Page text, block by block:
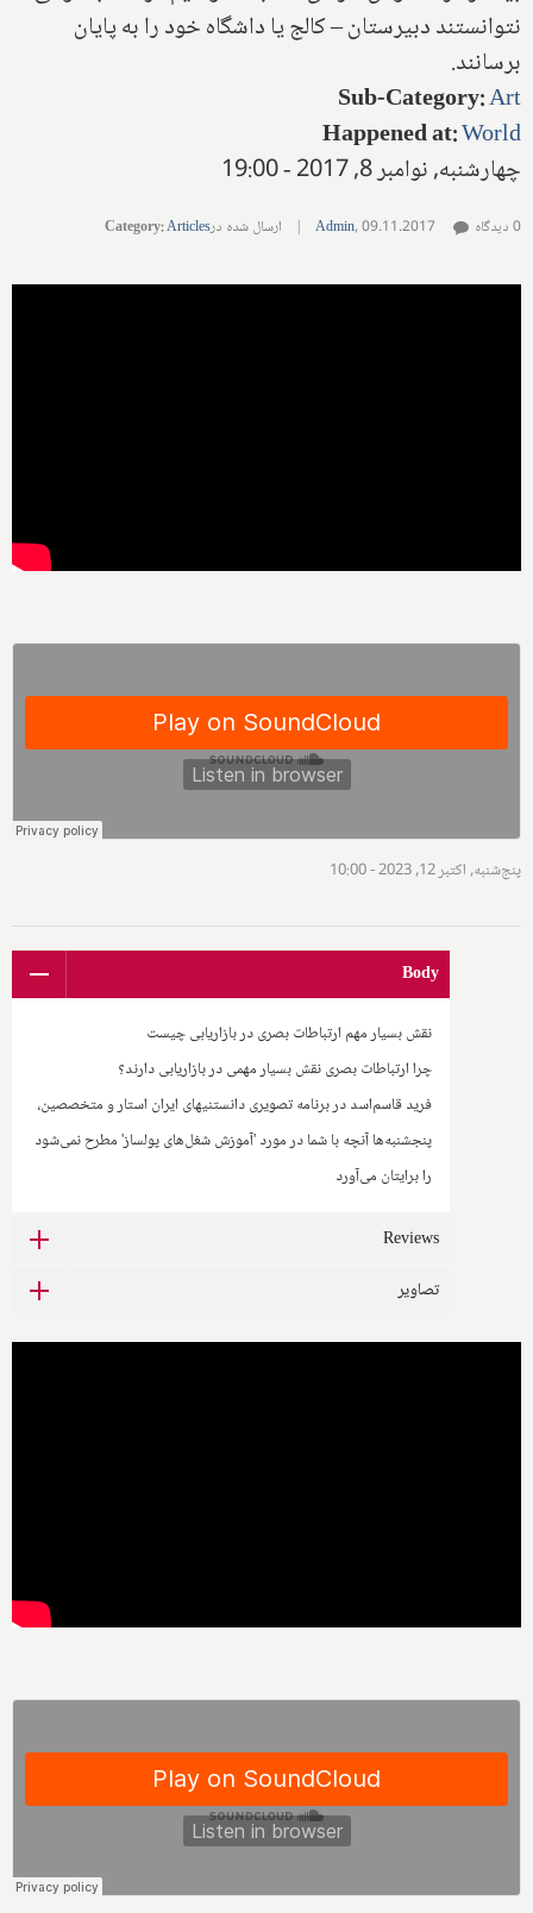
نتوانستند دبیرستان – کالج یا داشگاه خود را به پایان
برسانند.
Sub-Category:Art
Happened at:World
چهارشنبه, نوامبر 8, 2017 - 19:00
Admin,09.11.2017
| ارسال شده در Category:Articles 0 دیدگاه
پنج‌شنبه, اکتبر 12, 2023 - 10:00
Body
نقش بسیار مهم ارتباطات بصری در بازاریابی چیست
چرا ارتباطات بصری نقش بسیار مهمی در بازاریابی دارند؟
فرید قاسم‌اسد در برنامه تصویری دانستنیهای ایران استار و متخصصین،
پنجشنبه‌ها آنچه با شما در مورد 'آموزش شغل‌های پولساز' مطرح نمی‌شود
را برایتان می‌آورد
Reviews
تصاویر